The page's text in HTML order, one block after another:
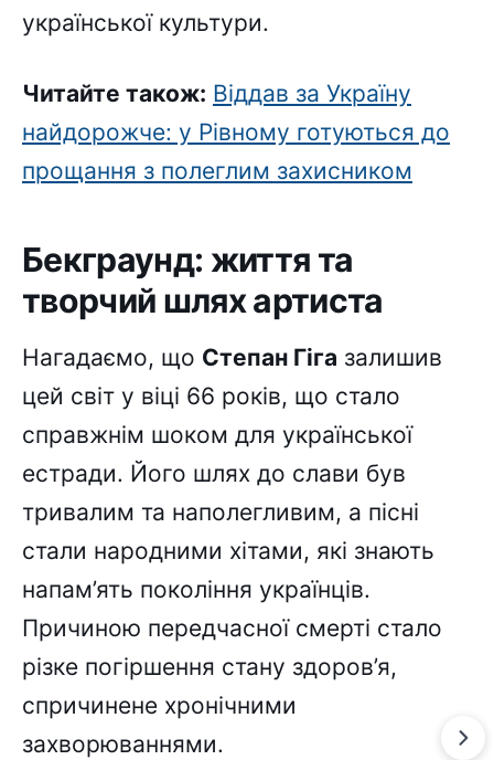
української культури.
Читайте також: Віддав за Україну
найдорожче: у Рівному готуються до
прощання з полеглим захисником
Бекграунд: життя та
творчий шлях артиста
Нагадаємо, що Степан Гіга залишив
цей світ у віці 66 років, що стало
справжнім шоком для української
естради. Його шлях до слави був
тривалим та наполегливим, а пісні
стали народними хітами, які знають
напам’ять покоління українців.
Причиною передчасної смерті стало
різке погіршення стану здоров’я,
спричинене хронічними
захворюваннями.